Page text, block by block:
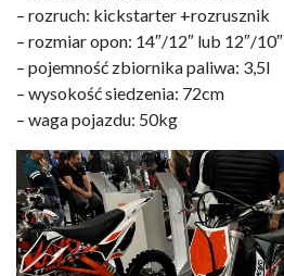
– rozruch: kickstarter +rozrusznik
– rozmiar opon: 14″/12″ lub 12″/10″
– pojemność zbiornika paliwa: 3,5l
– wysokość siedzenia: 72cm
– waga pojazdu: 50kg